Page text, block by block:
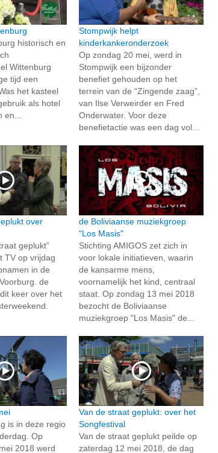
historisch en
Wittenburg
tijd een
het kasteel
als hotel
Stompwijk helpt
kinderkankeronderzoek
Op zondag 20 mei, werd in
Stompwijk een bijzonder
benefiet gehouden op het
terrein van de “Zingende zaag”,
van Ilse Verweirder en Fred
Onderwater. Voor deze
benefietactie was een dag vol...
over
geplukt”
TV op vrijdag
in de
de
keer over het
de Boliviaanse muziekgroep
"Los Masis"
Stichting AMIGOS zet zich in
voor lokale initiatieven, waarin
de kansarme mens,
voornamelijk het kind, centraal
staat. Op zondag 13 mei 2018
bezocht de Boliviaanse
muziekgroep "Los Masis" de...
is in deze regio
Op
2018 werd
Van de straat geplukt: over het
Songfestival
Van de straat geplukt peilde op
zaterdag 12 mei 2018, de dag